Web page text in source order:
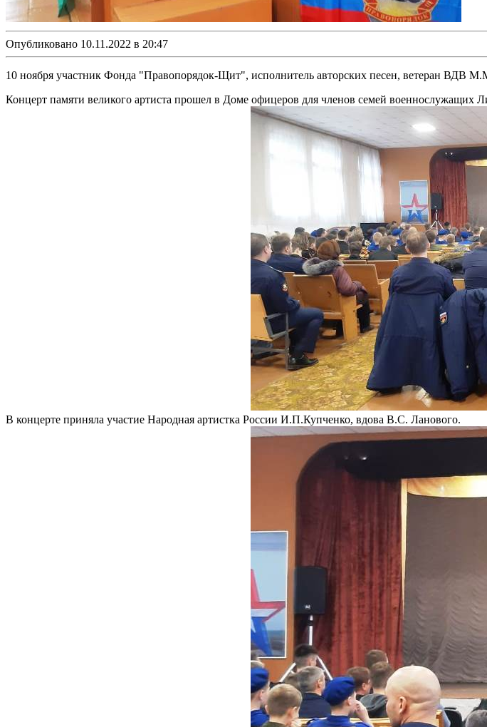
Опубликовано 10.11.2022 в 20:47
10 ноября участник Фонда "Правопорядок-Щит", исполнитель авторских песен, ветеран
Концерт памяти великого артиста прошел в Доме офицеров для членов семей военнослужащих
В концерте приняла участие Народная артистка России И.П.Купченко, вдова В.С. Ланового.